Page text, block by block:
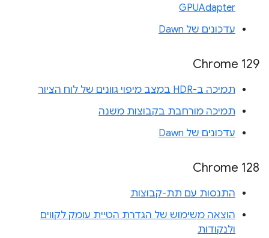
GPUAdapter
עדכונים של Dawn
Chrome 129
תמיכה ב-HDR במצב מיפוי גוונים של לוח הציור
תמיכה מורחבת בקבוצות משנה
עדכונים של Dawn
‫Chrome 128
התנסות עם תת-קבוצות
הוצאה משימוש של הגדרת הטיית עומק לקווים
ולנקודות